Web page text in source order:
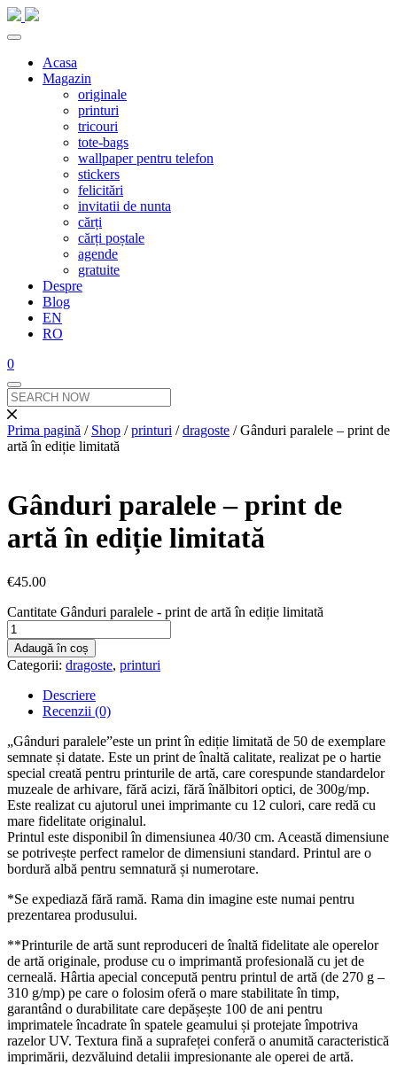
Acasa
Magazin
originale
printuri
tricouri
tote-bags
wallpaper pentru telefon
stickers
felicitări
invitatii de nunta
cărți
cărți poștale
agende
gratuite
Despre
Blog
EN
RO
0
Prima pagină / Shop /printuri /dragoste / Gânduri paralele – print de
artă în ediție limitată
Gânduri paralele – print de
artă în ediție limitată
€45.00
Cantitate Gânduri paralele - print de artă în ediție limitată
Adaugă în coș
Categorii: dragoste, printuri
Descriere
Recenzii (0)
„Gânduri paralele”este un print în ediție limitată de 50 de exemplare
semnate și datate. Este un print de înaltă calitate, realizat pe o hartie
special creată pentru printurile de artă, care corespunde standardelor
muzeale de arhivare, fără acizi, fără înălbitori optici, de 300g/mp.
Este realizat cu ajutorul unei imprimante cu 12 culori, care redă cu
mare fidelitate originalul.
Printul este disponibil în dimensiunea 40/30 cm. Această dimensiune
se potrivește perfect ramelor de dimensiuni standard. Printul are o
bordură albă pentru semnatură și numerotare.
*Se expediază fără ramă. Rama din imagine este numai pentru
prezentarea produsului.
**Printurile de artă sunt reproduceri de înaltă fidelitate ale operelor
de artă originale, produse cu o imprimantă profesională cu jet de
cerneală. Hârtia apecial concepută pentru printul de artă (de 270 g –
310 g/mp) pe care o folosim oferă o mare stabilitate în timp,
garantând o durabilitate care depășește 100 de ani pentru
imprimatele încadrate în spatele geamului și protejate împotriva
razelor UV. Textura fină a suprafeței conferă o anumită caracteristică
imprimării, dezvăluind detalii impresionante ale operei de artă.